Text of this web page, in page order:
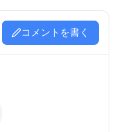
コメントを書く